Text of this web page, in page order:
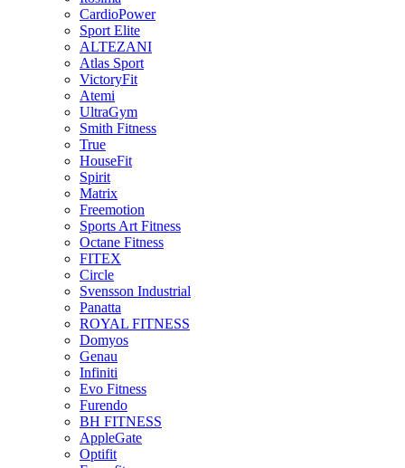
CardioPower
Sport Elite
ALTEZANI
Atlas Sport
VictoryFit
Atemi
UltraGym
Smith Fitness
True
HouseFit
Spirit
Matrix
Freemotion
Sports Art Fitness
Octane Fitness
FITEX
Circle
Svensson Industrial
Panatta
ROYAL FITNESS
Domyos
Genau
Infiniti
Evo Fitness
Furendo
BH FITNESS
AppleGate
Optifit